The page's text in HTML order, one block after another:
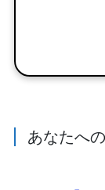
あなたへ